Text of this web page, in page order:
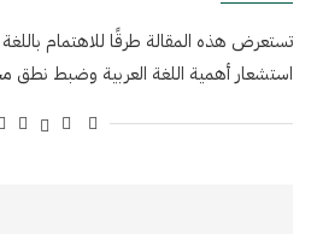
تستعرض هذه المقالة طرقًا للاهتمام باللغة
استشعار أهمية اللغة العربية وضبط نطق